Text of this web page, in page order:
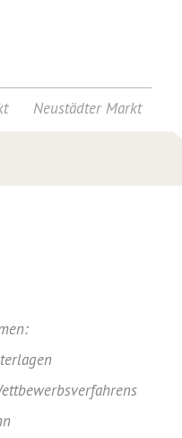
Neustädter Markt